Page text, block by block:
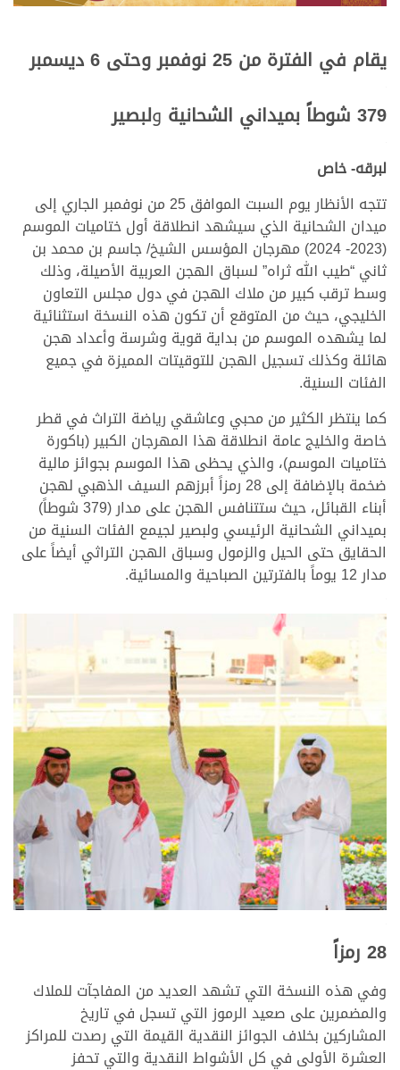
يقام في الفترة من 25 نوفمبر وحتى 6 ديسمبر
379 شوطاً بميداني الشحانية ولبصير
لبرقه- خاص
تتجه الأنظار يوم السبت الموافق 25 من نوفمبر الجاري إلى
ميدان الشحانية الذي سيشهد انطلاقة أول ختاميات الموسم
(2023- 2024) مهرجان المؤسس الشيخ/ جاسم بن محمد بن
ثاني “طيب الله ثراه” لسباق الهجن العربية الأصيلة، وذلك
وسط ترقب كبير من ملاك الهجن في دول مجلس التعاون
الخليجي، حيث من المتوقع أن تكون هذه النسخة استثنائية
لما يشهده الموسم من بداية قوية وشرسة وأعداد هجن
هائلة وكذلك تسجيل الهجن للتوقيتات المميزة في جميع
الفئات السنية.
كما ينتظر الكثير من محبي وعاشقي رياضة التراث في قطر
خاصة والخليج عامة انطلاقة هذا المهرجان الكبير (باكورة
ختاميات الموسم)، والذي يحظى هذا الموسم بجوائز مالية
ضخمة بالإضافة إلى 28 رمزاً أبرزهم السيف الذهبي لهجن
أبناء القبائل، حيث ستتنافس الهجن على مدار (379 شوطاً)
بميداني الشحانية الرئيسي ولبصير لجيمع الفئات السنية من
الحقايق حتى الحيل والزمول وسباق الهجن التراثي أيضاً على
مدار 12 يوماً بالفترتين الصباحية والمسائية.
<
28 رمزاً
وفي هذه النسخة التي تشهد العديد من المفاجآت للملاك
والمضمرين على صعيد الرموز التي تسجل في تاريخ
المشاركين بخلاف الجوائز النقدية القيمة التي رصدت للمراكز
العشرة الأولى في كل الأشواط النقدية والتي تحفز